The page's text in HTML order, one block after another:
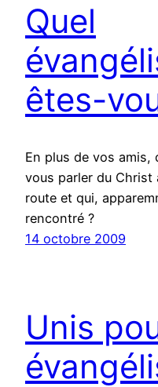
Quel
êtes-
En plus de vos amis,
vous parler du Christ
route et qui,
rencontré ?
14 octobre 2009
Unis